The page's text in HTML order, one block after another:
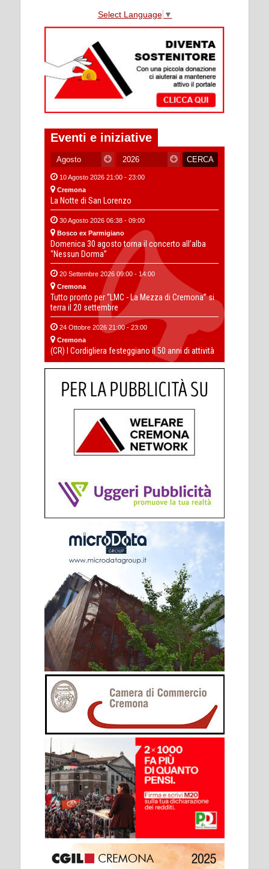
Select Language ▼
Eventi e iniziative
10 Agosto 2026 21:00 - 23:00
Cremona
La Notte di San Lorenzo
30 Agosto 2026 06:38 - 09:00
Bosco ex Parmigiano
Domenica 30 agosto torna il concerto all’alba
“Nessun Dorma”
20 Settembre 2026 09:00 - 14:00
Cremona
Tutto pronto per “LMC - La Mezza di Cremona” si
terra il 20 settembre
24 Ottobre 2026 21:00 - 23:00
Cremona
(CR) I Cordigliera festeggiano il 50 anni di attività